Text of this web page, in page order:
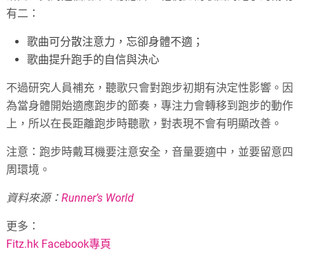
有二：
歌曲可分散注意力，忘卻身體不適；
歌曲提升跑手的自信與決心
不過研究人員補充，聽歌只會對跑步初期有決定性影響。因
為當身體開始適應跑步的節奏，專注力會轉移到跑步的動作
上，所以在長距離跑步時聽歌，對表現不會有明顯改善。
注意：跑步時戴耳機要注意安全，音量要適中，並要留意四
周環境。
資料來源：Runner’s World
更多：
Fitz.hk Facebook專頁